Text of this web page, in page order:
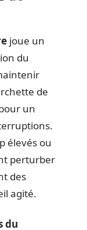
joue un
du
de
un
élevés ou
perturber
des
agité.
du